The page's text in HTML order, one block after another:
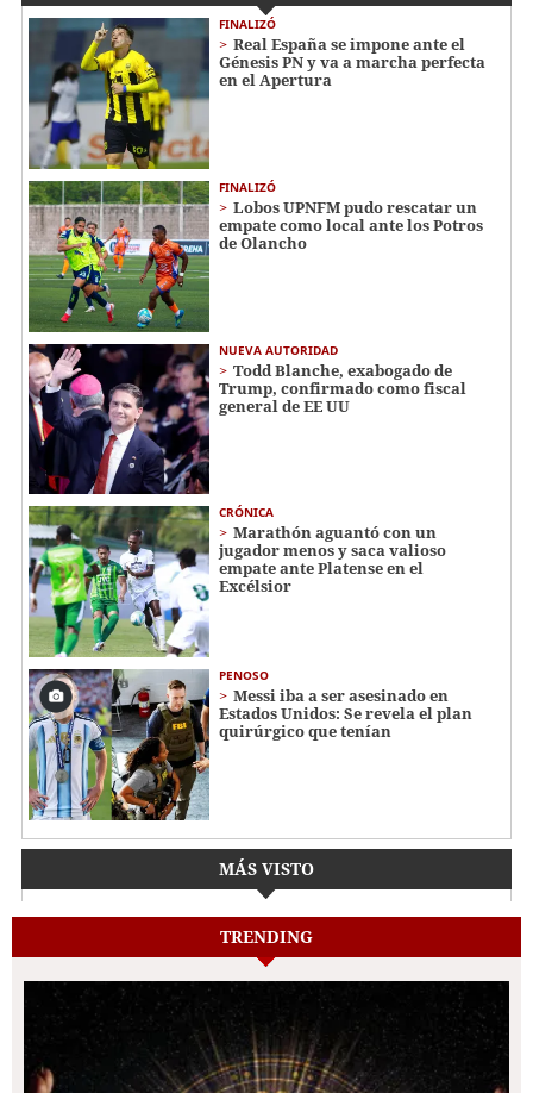
FINALIZÓ
Real España se impone ante el
Génesis PN y va a marcha perfecta
en el Apertura
FINALIZÓ
Lobos UPNFM pudo rescatar un
empate como local ante los Potros
de Olancho
NUEVA AUTORIDAD
Todd Blanche, exabogado de
Trump, confirmado como fiscal
general de EE UU
CRÓNICA
Marathón aguantó con un
jugador menos y saca valioso
empate ante Platense en el
Excélsior
PENOSO
Messi iba a ser asesinado en
Estados Unidos: Se revela el plan
quirúrgico que tenían
MÁS VISTO
TRENDING